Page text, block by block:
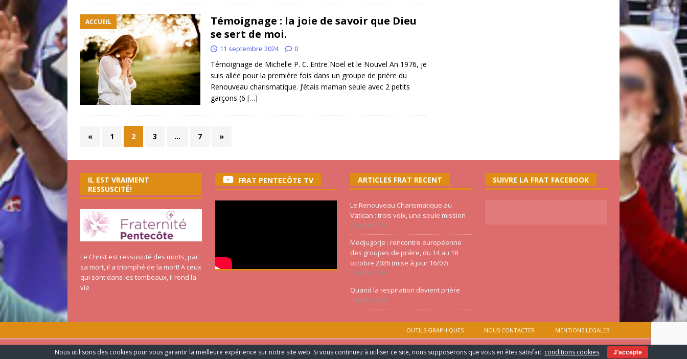
ACCUEIL
Témoignage : la joie de savoir que Dieu
se sert de moi.
11 septembre 2024 0
Témoignage de Michelle P. C. Entre Noël et le Nouvel An 1976, je
suis allée pour la première fois dans un groupe de prière du
Renouveau charismatique. J’étais maman seule avec 2 petits
garçons (6 […]
« 1 2 3 … 7 »
IL EST VRAIMENT
RESSUSCITÉ!
Le Christ est ressuscité des morts, par
sa mort, il a triomphé de la mort! A ceux
qui sont dans les tombeaux, il rend la
vie
FRAT PENTECÔTE TV ARTICLES FRAT RECENT
Le Renouveau Charismatique au
Vatican : trois voix, une seule mission
21 juillet 2026
Medjugorje : rencontre européenne
des groupes de prière, du 14 au 18
octobre 2026 (mise à jour 16/07)
16 juillet 2026
Quand la respiration devient prière
14 juillet 2026
SUIVRE LA FRAT FACEBOOK
OUTILS GRAPHIQUES NOUS CONTACTER MENTIONS LEGALES
FRATERNITE PENTECÔTE ©2020 TOUS LES DROITS RESERVES - CONCEPTION WEB SAS TAKENNE
Nous utilisons des cookies pour vous garantir la meilleure expérience sur notre site web. Si vous continuez à utiliser ce site, nous supposerons que vous en êtes satisfait. conditions cookies. J'accepte